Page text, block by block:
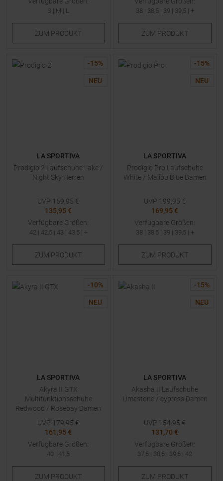
S | M | L
ZUM PRODUKT
38 | 38,5 | 39 | 39,5 | +
ZUM PRODUKT
-15%
NEU
LA SPORTIVA
Prodigio 2 Laufschuhe Lake /
Night Sky Herren
UVP 159,95 €
135,95 €
Verfügbare Größen:
42| 42,5 | 43 | 43,5 | +
ZUM PRODUKT
-15%
NEU
LA SPORTIVA
Prodigio Pro Laufschuhe
White / Malibu Blue Damen
UVP 199,95 €
169,95 €
Verfügbare Größen:
38 | 38,5 | 39 | 39,5 | +
ZUM PRODUKT
-10%
NEU
LA SPORTIVA
Akyra II GTX
Multifunktionsschuhe
Redwood / Rosebay Damen
UVP 179,95 €
161,95 €
Verfügbare Größen:
40 | 41,5
ZUM PRODUKT
-15%
NEU
LA SPORTIVA
Akasha II Laufschuhe
Limestone / cypress Damen
UVP 154,95 €
131,70 €
Verfügbare Größen:
37,5 | 38,5 | 39,5 | 42
ZUM PRODUKT